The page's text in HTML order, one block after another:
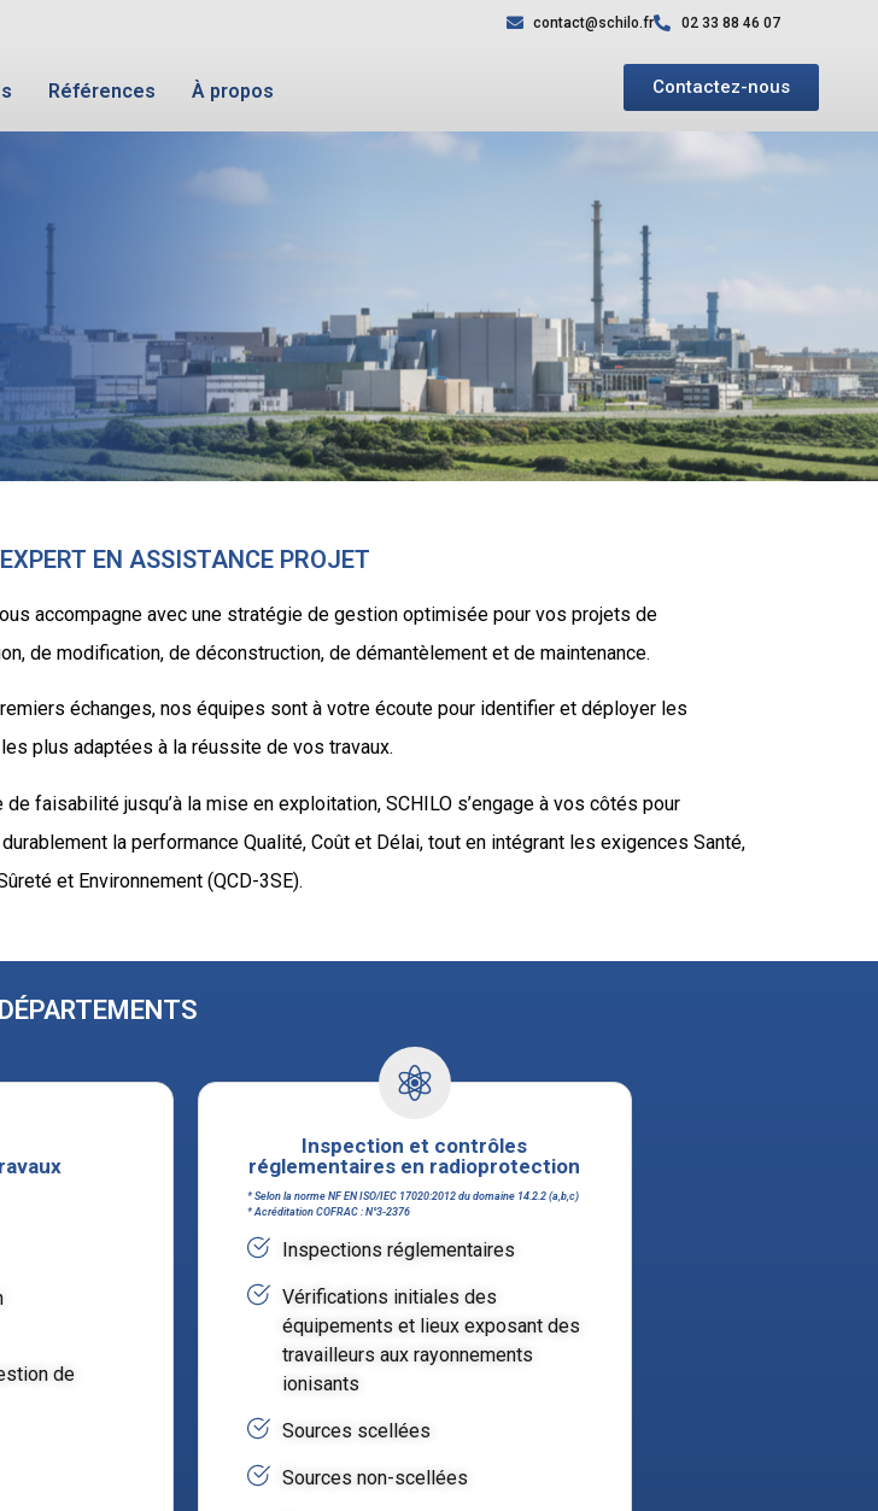
contact@schilo.fr 02 33 88 46 07
Références À propos Contactez-nous
EN ASSISTANCE PROJET
accompagne avec une stratégie de gestion optimisée pour vos projets de
de modification, de déconstruction, de démantèlement et de maintenance.
échanges, nos équipes sont à votre écoute pour identifier et déployer les
plus adaptées à la réussite de vos travaux.
de faisabilité jusqu’à la mise en exploitation, SCHILO s’engage à vos côtés pour
la performance Qualité, Coût et Délai, tout en intégrant les exigences Santé,
et Environnement (QCD-3SE).
de
Inspection et contrôles
réglementaires en radioprotection
* Selon la norme NF EN ISO/IEC 17020:2012 du domaine 14.2.2 (a,b,c)
* Acréditation COFRAC : N°3-2376
Inspections réglementaires
Vérifications initiales des
équipements et lieux exposant des
travailleurs aux rayonnements
ionisants
Sources scellées
Sources non-scellées